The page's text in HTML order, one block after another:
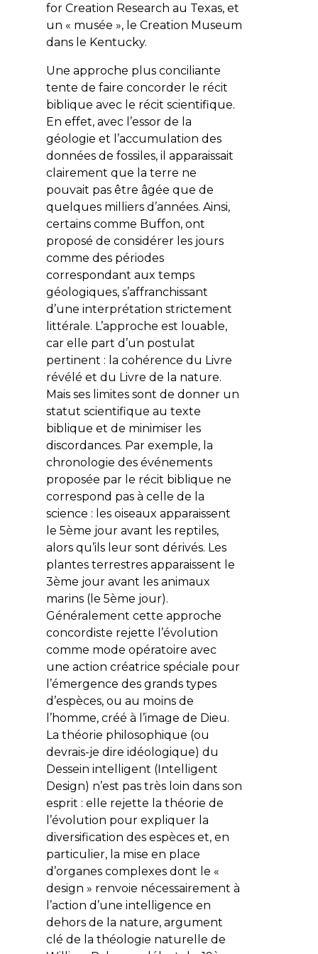
for Creation Research au Texas, et
un « musée », le Creation Museum
dans le Kentucky.
Une approche plus conciliante
tente de faire concorder le récit
biblique avec le récit scientifique.
En effet, avec l’essor de la
géologie et l’accumulation des
données de fossiles, il apparaissait
clairement que la terre ne
pouvait pas être âgée que de
quelques milliers d’années. Ainsi,
certains comme Buffon, ont
proposé de considérer les jours
comme des périodes
correspondant aux temps
géologiques, s’affranchissant
d’une interprétation strictement
littérale. L’approche est louable,
car elle part d’un postulat
pertinent : la cohérence du Livre
révélé et du Livre de la nature.
Mais ses limites sont de donner un
statut scientifique au texte
biblique et de minimiser les
discordances. Par exemple, la
chronologie des événements
proposée par le récit biblique ne
correspond pas à celle de la
science : les oiseaux apparaissent
le 5ème jour avant les reptiles,
alors qu’ils leur sont dérivés. Les
plantes terrestres apparaissent le
3ème jour avant les animaux
marins (le 5ème jour).
Généralement cette approche
concordiste rejette l’évolution
comme mode opératoire avec
une action créatrice spéciale pour
l’émergence des grands types
d’espèces, ou au moins de
l’homme, créé à l’image de Dieu.
La théorie philosophique (ou
devrais-je dire idéologique) du
Dessein intelligent (Intelligent
Design) n’est pas très loin dans son
esprit : elle rejette la théorie de
l’évolution pour expliquer la
diversification des espèces et, en
particulier, la mise en place
d’organes complexes dont le «
design » renvoie nécessairement à
l’action d’une intelligence en
dehors de la nature, argument
clé de la théologie naturelle de